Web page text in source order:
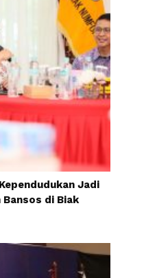
Jadi
Bansos di Biak